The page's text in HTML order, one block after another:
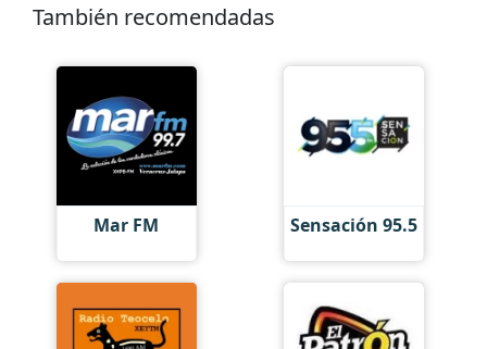
También recomendadas
Mar FM Sensación 95.5